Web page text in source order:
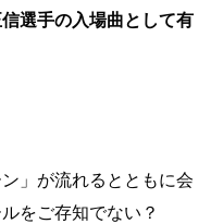
選手の入場曲として有
」が流れるとともに会
をご存知でない？